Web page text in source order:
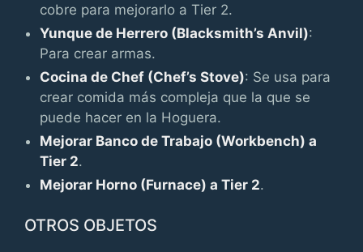
cobre para mejorarlo a Tier 2.
Yunque de Herrero (Blacksmith’s Anvil):
Para crear armas.
Cocina de Chef (Chef’s Stove): Se usa para
crear comida más compleja que la que se
puede hacer en la Hoguera.
Mejorar Banco de Trabajo (Workbench) a
Tier 2.
Mejorar Horno (Furnace) a Tier 2.
OTROS OBJETOS